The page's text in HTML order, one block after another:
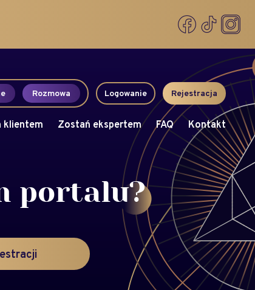
Rozmowa Logowanie Rejestracja
klientem Zostań ekspertem FAQ Kontakt
portalu?